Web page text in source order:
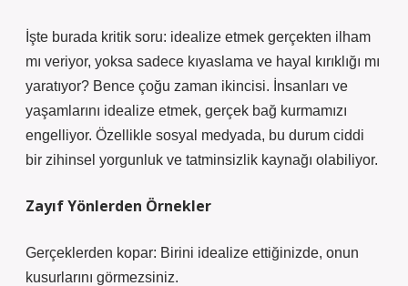
İşte burada kritik soru: idealize etmek gerçekten ilham
mı veriyor, yoksa sadece kıyaslama ve hayal kırıklığı mı
yaratıyor? Bence çoğu zaman ikincisi. İnsanları ve
yaşamlarını idealize etmek, gerçek bağ kurmamızı
engelliyor. Özellikle sosyal medyada, bu durum ciddi
bir zihinsel yorgunluk ve tatminsizlik kaynağı olabiliyor.
Zayıf Yönlerden Örnekler
Gerçeklerden kopar: Birini idealize ettiğinizde, onun
kusurlarını görmezsiniz.